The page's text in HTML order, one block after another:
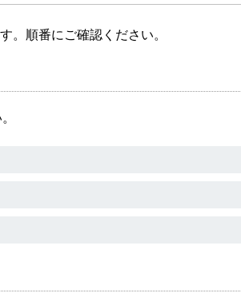
順番にご確認ください。